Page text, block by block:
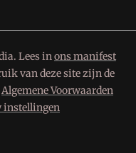
Lees inons manifest
van deze site zijn de
Algemene Voorwaarden
instellingen